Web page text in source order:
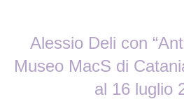
Alessio Deli con
Museo MacS di
al 16 luglio